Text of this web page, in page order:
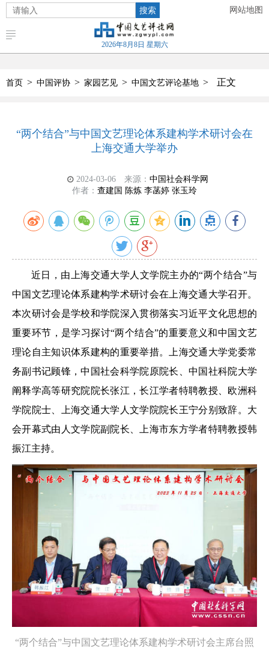
搜索 网站地图
2026年8月8日 星期六
首页 > 中国评协 > 家园艺见 > 中国文艺评论基地 > 正文
“两个结合”与中国文艺理论体系建构学术研讨会在
上海交通大学举办
2024-03-06 来源： 中国社会科学网
作者： 查建国 陈炼 李菡婷 张玉玲
近日，由上海交通大学人文学院主办的“两个结合”与
中国文艺理论体系建构学术研讨会在上海交通大学召开。
本次研讨会是学校和学院深入贯彻落实习近平文化思想的
重要环节，是学习探讨“两个结合”的重要意义和中国文艺
理论自主知识体系建构的重要举措。上海交通大学党委常
务副书记顾锋，中国社会科学院原院长、中国社科院大学
阐释学高等研究院院长张江，长江学者特聘教授、欧洲科
学院院士、上海交通大学人文学院院长王宁分别致辞。大
会开幕式由人文学院副院长、上海市东方学者特聘教授韩
振江主持。
“两个结合”与中国文艺理论体系建构学术研讨会主席台照